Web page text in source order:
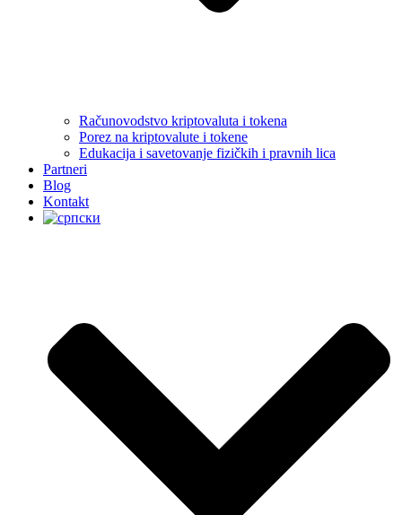
Računovodstvo kriptovaluta i tokena
Porez na kriptovalute i tokene
Edukacija i savetovanje fizičkih i pravnih lica
Partneri
Blog
Kontakt